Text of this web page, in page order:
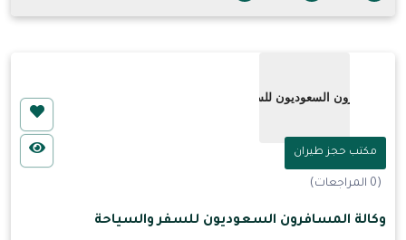
مكتب حجز طيران
(0 المراجعات)
وكالة المسافرون السعوديون للسفر والسياحة